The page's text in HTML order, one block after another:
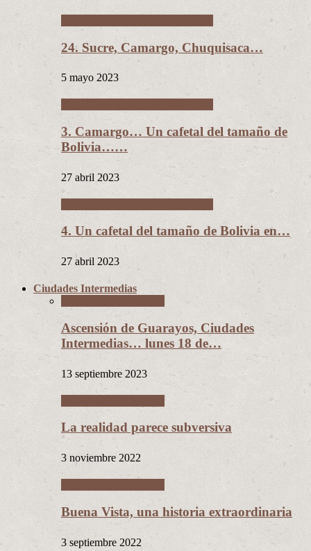
24. Sucre, Camargo, Chuquisaca…
5 mayo 2023
3. Camargo… Un cafetal del tamaño de
Bolivia……
27 abril 2023
4. Un cafetal del tamaño de Bolivia en…
27 abril 2023
Ciudades Intermedias
Ascensión de Guarayos, Ciudades
Intermedias… lunes 18 de…
13 septiembre 2023
La realidad parece subversiva
3 noviembre 2022
Buena Vista, una historia extraordinaria
3 septiembre 2022